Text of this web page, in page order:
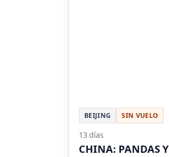
BEIJING SIN VUELO
13 días
CHINA: PANDAS